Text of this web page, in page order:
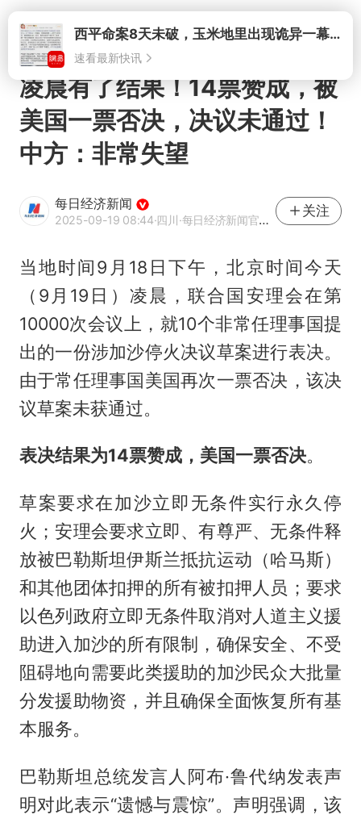
打开西平命案8天未破，玉米地里出现诡异一幕，我突然想起了欧金中
速看最新快讯
凌晨有了结果！14票赞成，被
美国一票否决，决议未通过！
中方：非常失望
每日经济新闻
2025-09-19 08:44·四川·每日经济新闻官方网易号
关注
当地时间9月18日下午，北京时间今天
（9月19日）凌晨，联合国安理会在第
10000次会议上，就10个非常任理事国提
出的一份涉加沙停火决议草案进行表决。
由于常任理事国美国再次一票否决，该决
议草案未获通过。
表决结果为14票赞成，美国一票否决。
草案要求在加沙立即无条件实行永久停
火；安理会要求立即、有尊严、无条件释
放被巴勒斯坦伊斯兰抵抗运动（哈马斯）
和其他团体扣押的所有被扣押人员；要求
以色列政府立即无条件取消对人道主义援
助进入加沙的所有限制，确保安全、不受
阻碍地向需要此类援助的加沙民众大批量
分发援助物资，并且确保全面恢复所有基
本服务。
巴勒斯坦总统发言人阿布·鲁代纳发表声
明对此表示“遗憾与震惊”。声明强调，该